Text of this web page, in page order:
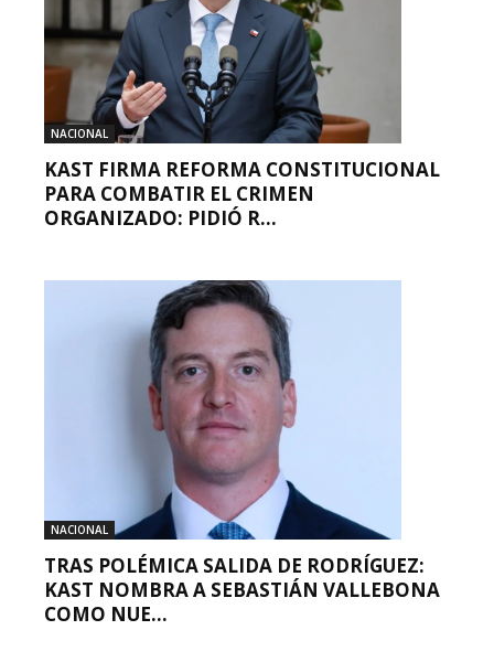
NACIONAL
KAST FIRMA REFORMA CONSTITUCIONAL
PARA COMBATIR EL CRIMEN
ORGANIZADO: PIDIÓ R...
NACIONAL
TRAS POLÉMICA SALIDA DE RODRÍGUEZ:
KAST NOMBRA A SEBASTIÁN VALLEBONA
COMO NUE...